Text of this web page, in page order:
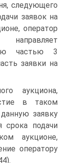
следующего
заявок на
оператор
частью 3
заявки на
аукциона,
в таком
заявку
срока подачи
аукционе,
оператору